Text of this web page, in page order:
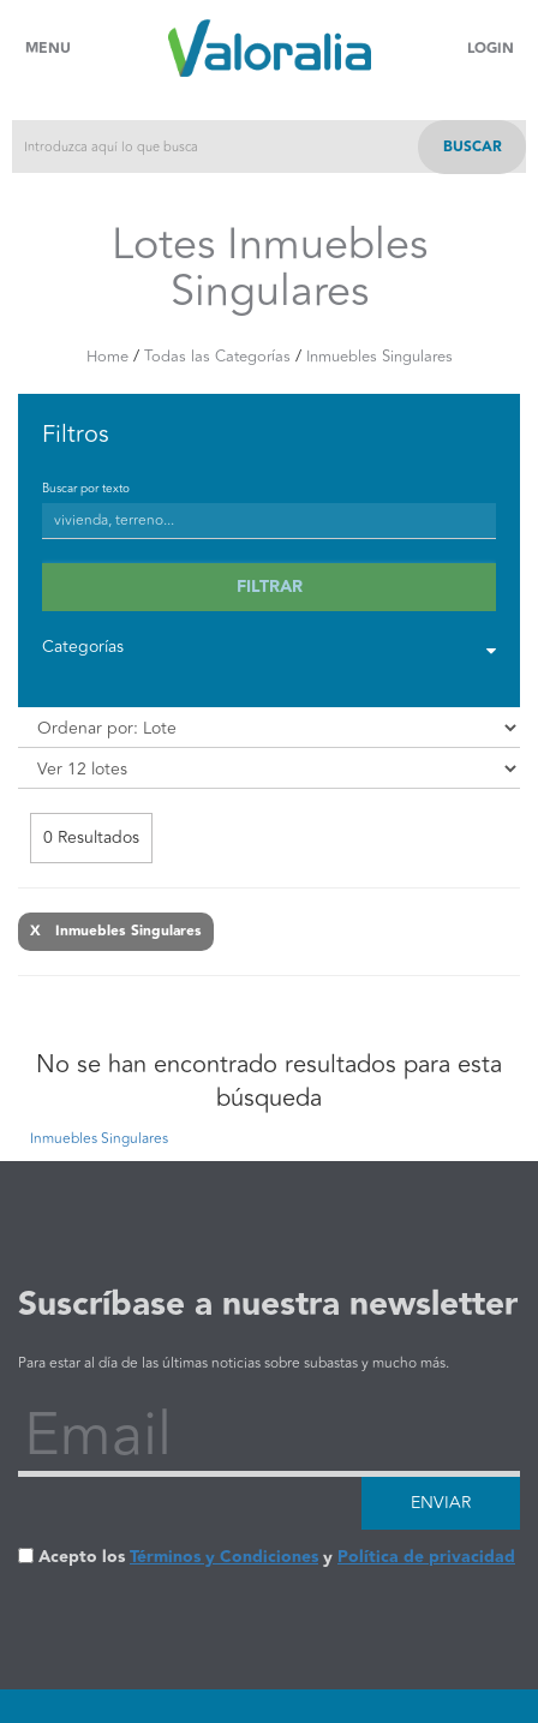
MENU LOGIN
BUSCAR
Lotes Inmuebles
Singulares
Home/ Todas las Categorías / Inmuebles Singulares
Filtros
Buscar por texto
FILTRAR
Categorías
0 Resultados
X Inmuebles Singulares
No se han encontrado resultados para esta
búsqueda
Inmuebles Singulares
Suscríbase a nuestra newsletter
Para estar al día de las últimas noticias sobre subastas y mucho más.
Email
ENVIAR
Acepto losTérminos y CondicionesyPolítica de privacidad